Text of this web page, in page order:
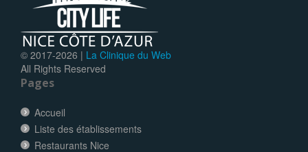
© 2017-2026 | La Clinique du Web
All Rights Reserved
Pages
Accueil
Liste des établissements
Restaurants Nice